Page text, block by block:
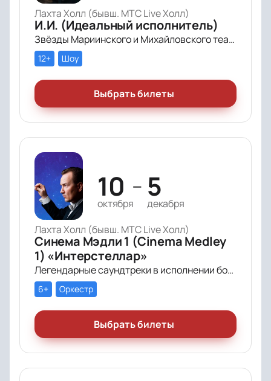
Лахта Холл (бывш. МТС Live Холл)
И.И. (Идеальный исполнитель)
Звёзды Мариинского и Михайловского театра и лауреаты премии «Онегин» выступят в цифровом симфоническом перформансе «ИИ» Рустама Сагдиева.
12+ Шоу
Выбрать билеты
10
октября
— 5
декабря
Лахта Холл (бывш. МТС Live Холл)
Синема Мэдли 1 (Cinema Medley
1) «Интерстеллар»
Легендарные саундтреки в исполнении большого симфонического оркестра Империал Оркестра (Imperial Orchestra), органа и звёздных солистов!
6+ Оркестр
Выбрать билеты